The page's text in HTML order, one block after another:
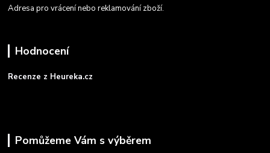
Adresa pro vrácení nebo reklamování zboží.
Hodnocení
Recenze z Heureka.cz
Pomůžeme Vám s výběrem